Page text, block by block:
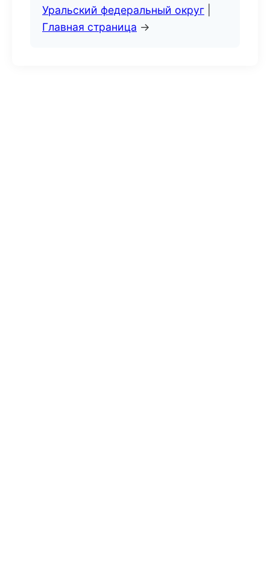
Уральский федеральный округ
Главная страница →